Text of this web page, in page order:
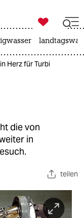

taz zahl ich
Herz für Turbi
die von
in
teilen